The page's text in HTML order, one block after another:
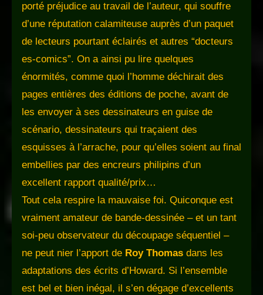
porté préjudice au travail de l’auteur, qui souffre
d’une réputation calamiteuse auprès d’un paquet
de lecteurs pourtant éclairés et autres “docteurs
es-comics”. On a ainsi pu lire quelques
énormités, comme quoi l’homme déchirait des
pages entières des éditions de poche, avant de
les envoyer à ses dessinateurs en guise de
scénario, dessinateurs qui traçaient des
esquisses à l’arrache, pour qu’elles soient au final
embellies par des encreurs philipins d’un
excellent rapport qualité/prix…
Tout cela respire la mauvaise foi. Quiconque est
vraiment amateur de bande-dessinée – et un tant
soi-peu observateur du découpage séquentiel –
ne peut nier l’apport de Roy Thomas dans les
adaptations des écrits d’Howard. Si l’ensemble
est bel et bien inégal, il s’en dégage d’excellents